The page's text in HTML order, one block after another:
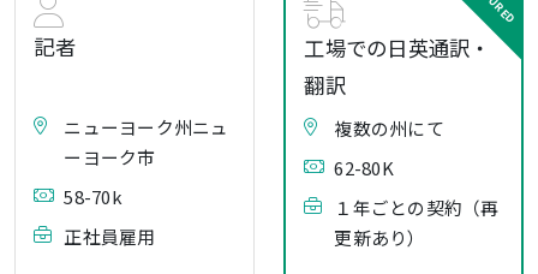
記者
ニューヨーク州ニュ
ーヨーク市
58-70k
正社員雇用
工場での日英通訳・
翻訳
複数の州にて
62-80K
１年ごとの契約（再
更新あり）